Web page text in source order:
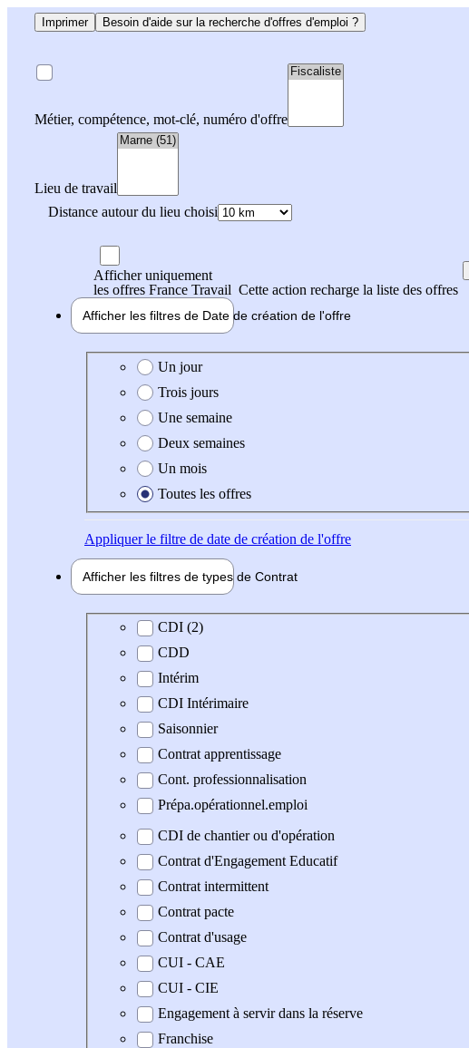
Imprimer Besoin d'aide sur la recherche d'offres d'emploi ?
Métier, compétence, mot-clé, numéro d'offre
Lieu de travail
Distance autour du lieu choisi
Afficher uniquement
les offres France Travail Cette action recharge la liste des offres
Afficher les filtres de Date de création de l'offre
Date de création de l'offre
Un jour
Trois jours
Une semaine
Deux semaines
Un mois
Toutes les offres
Appliquerle filtre de date de création de l'offre
Afficher les filtres de types de Contrat
Type de contrat
CDI (2)
CDD
Intérim
CDI Intérimaire
Saisonnier
Contrat apprentissage
Cont. professionnalisation
Prépa.opérationnel.emploi
CDI de chantier ou d'opération
Contrat d'Engagement Educatif
Contrat intermittent
Contrat pacte
Contrat d'usage
CUI - CAE
CUI - CIE
Engagement à servir dans la réserve
Franchise